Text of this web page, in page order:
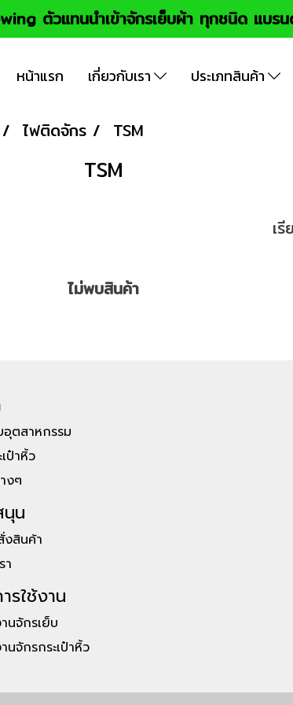
ตัวแทนนำเข้าจักรเย็บผ้า ทุกชนิด แบรน
หน้าแรก เกี่ยวกับเรา ประเภทสินค้า
ไฟติดจักร TSM
TSM
เ
ไม่พบสินค้า
อุตสาหกรรม
ป๋าหิ้ว
งๆ
น
งสินค้า
า
รใช้งาน
นจักรเย็บ
นจักรกระเป๋าหิ้ว